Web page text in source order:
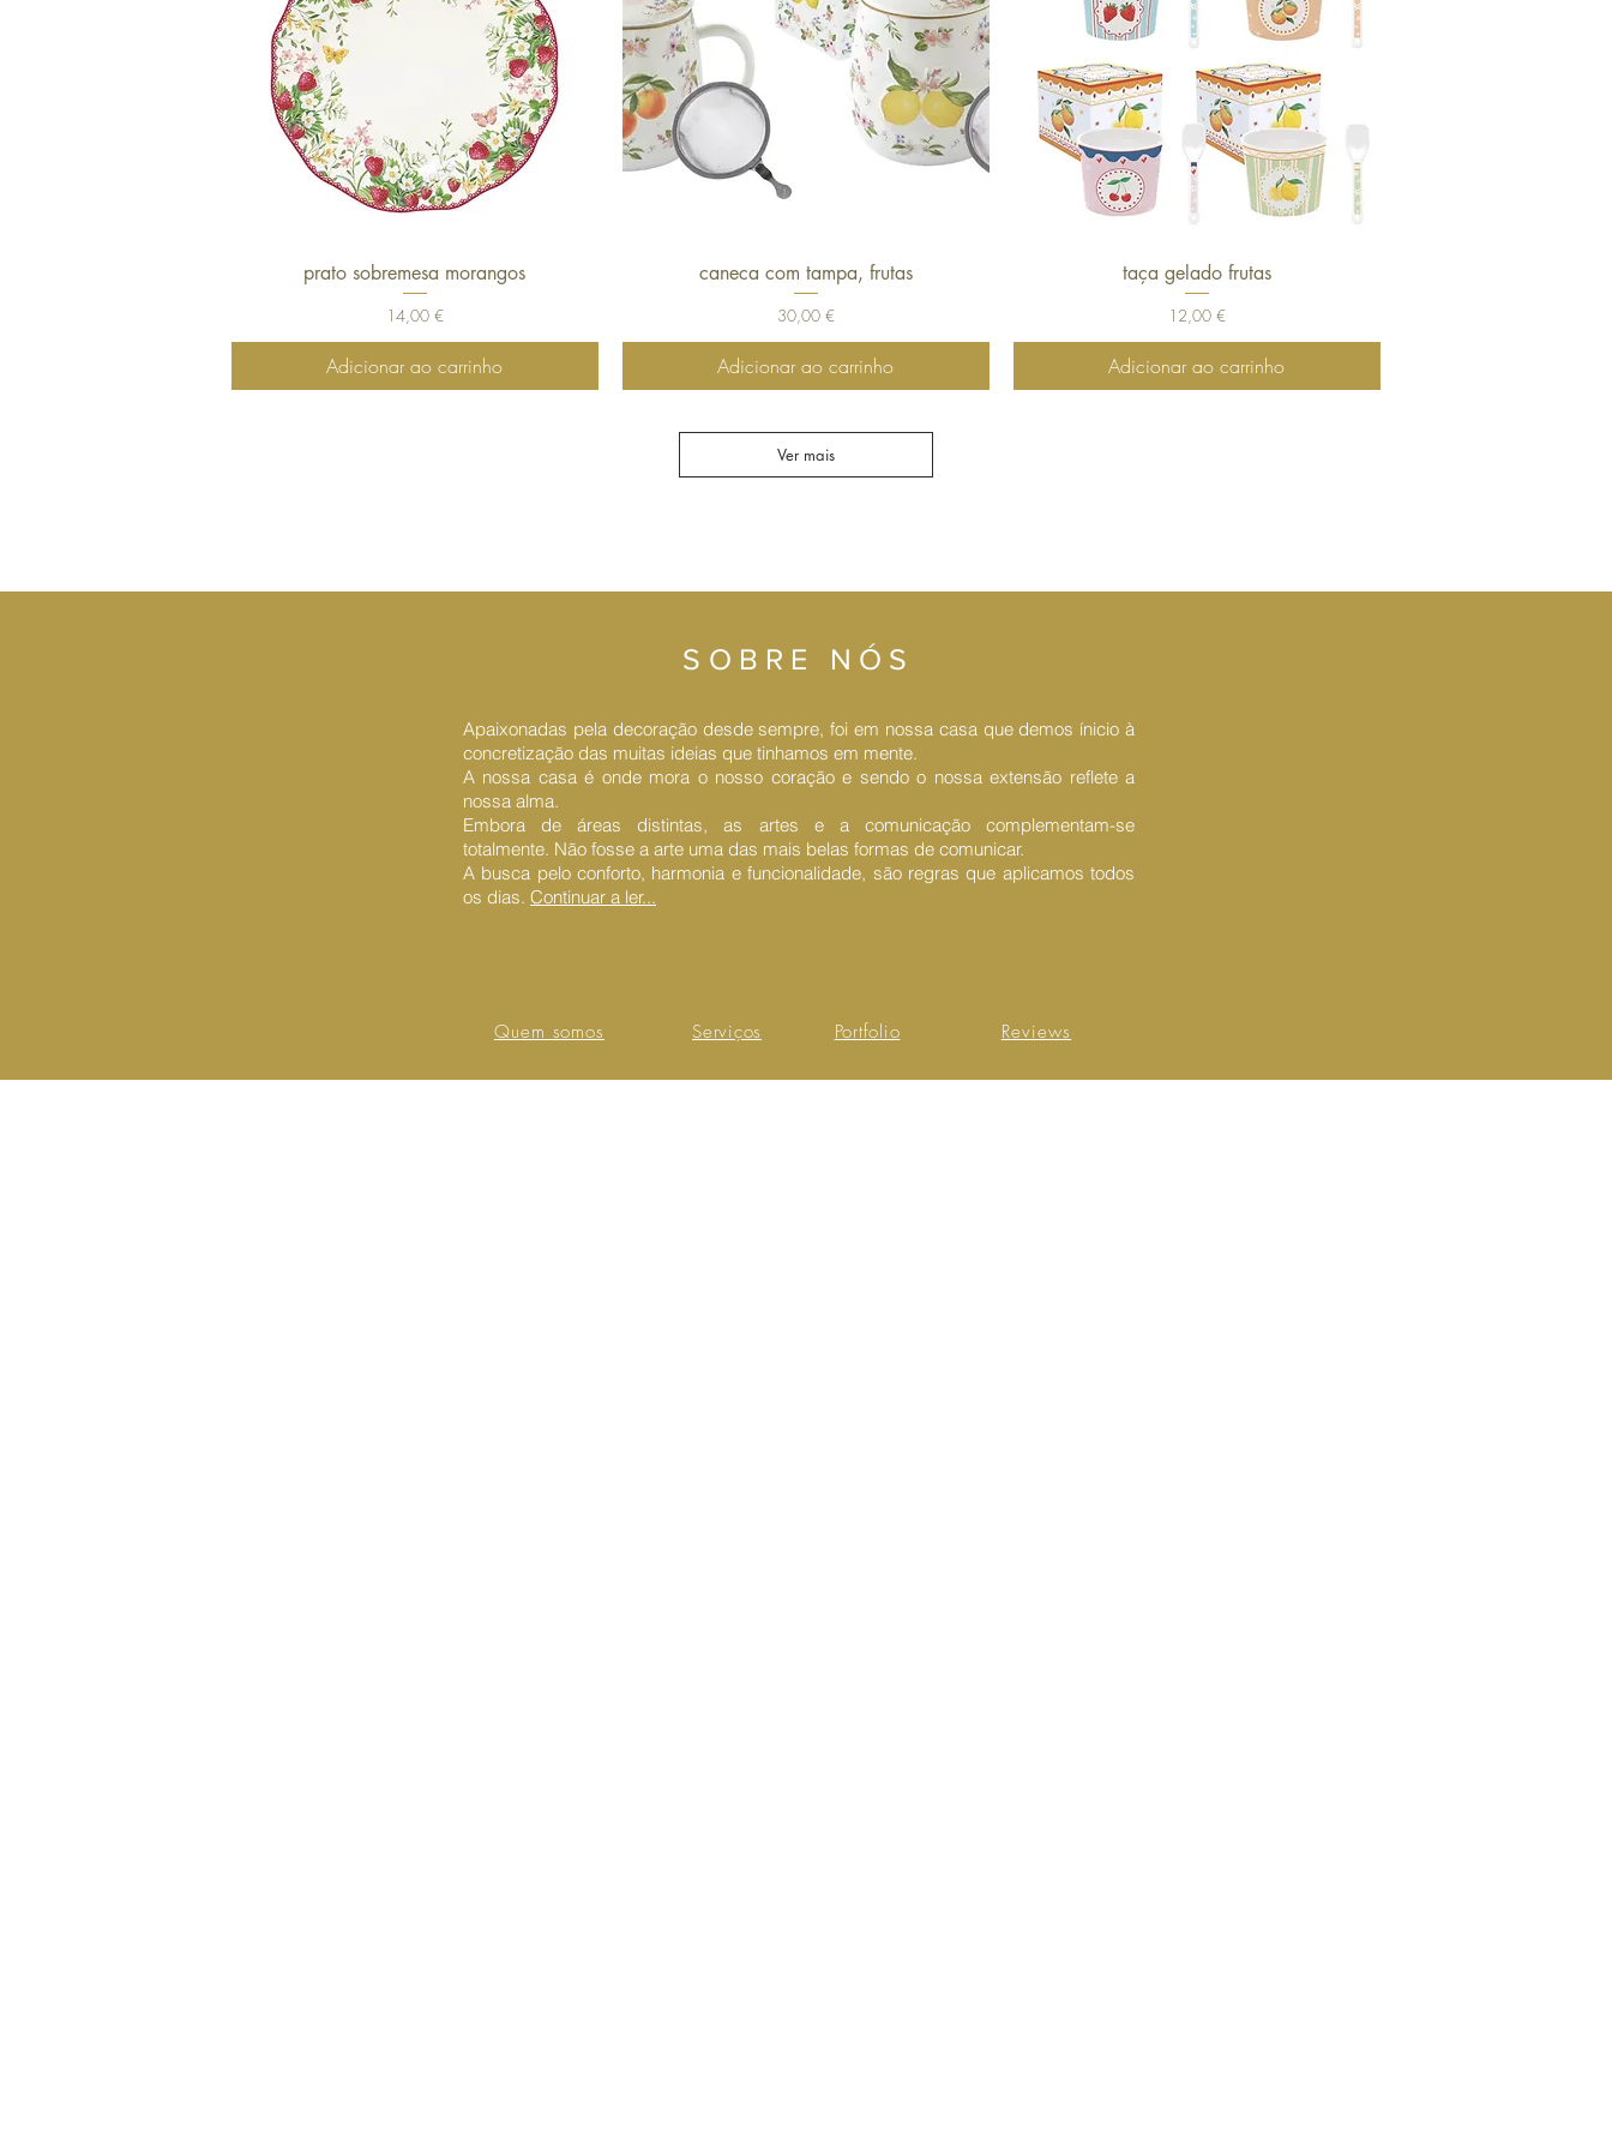
Visualização rápida
prato sobremesa morangos
Preço
14,00 €
Adicionar ao carrinho
Visualização rápida
caneca com tampa, frutas
Preço
30,00 €
Adicionar ao carrinho
Visualização rápida
taça gelado frutas
Preço
12,00 €
Adicionar ao carrinho
Ver mais
SOBRE NÓS
Apaixonadas pela decoração desde sempre, foi em nossa casa que demos ínicio à
concretização das muitas ideias que tinhamos em mente.
A nossa casa é onde mora o nosso coração e sendo o nossa extensão reflete a
nossa alma.
Embora de áreas distintas, as artes e a comunicação complementam-se
totalmente. Não fosse a arte uma das mais belas formas de comunicar.
A busca pelo conforto, harmonia e funcionalidade, são regras que aplicamos todos
os dias. Continuar a ler...
Quem somos Serviços Portfolio Reviews